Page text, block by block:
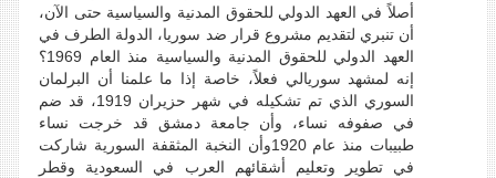
أصلاً في العهد الدولي للحقوق المدنية والسياسية حتى الآن،
أن تنبري لتقديم مشروع قرار ضد سوريا، الدولة الطرف في
العهد الدولي للحقوق المدنية والسياسية منذ العام 1969؟
إنه لمشهد سوريالي فعلاً، خاصة إذا ما علمنا أن البرلمان
السوري الذي تم تشكيله في شهر حزيران 1919، قد ضم
في صفوفه نساء، وأن جامعة دمشق قد خرجت نساء
طبيبات منذ عام 1920وأن النخبة المثقفة السورية شاركت
في تطوير وتعليم أشقائهم العرب في السعودية وقطر